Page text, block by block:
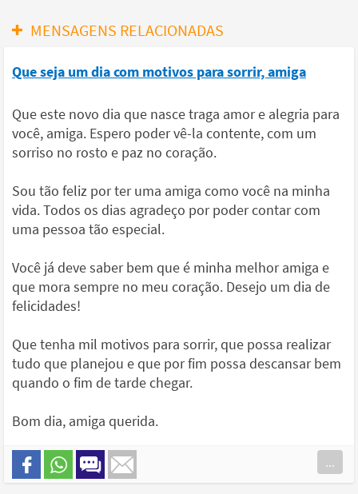
MENSAGENS RELACIONADAS
Que seja um dia com motivos para sorrir, amiga
Que este novo dia que nasce traga amor e alegria para
você, amiga. Espero poder vê-la contente, com um
sorriso no rosto e paz no coração.
Sou tão feliz por ter uma amiga como você na minha
vida. Todos os dias agradeço por poder contar com
uma pessoa tão especial.
Você já deve saber bem que é minha melhor amiga e
que mora sempre no meu coração. Desejo um dia de
felicidades!
Que tenha mil motivos para sorrir, que possa realizar
tudo que planejou e que por fim possa descansar bem
quando o fim de tarde chegar.
Bom dia, amiga querida.
...